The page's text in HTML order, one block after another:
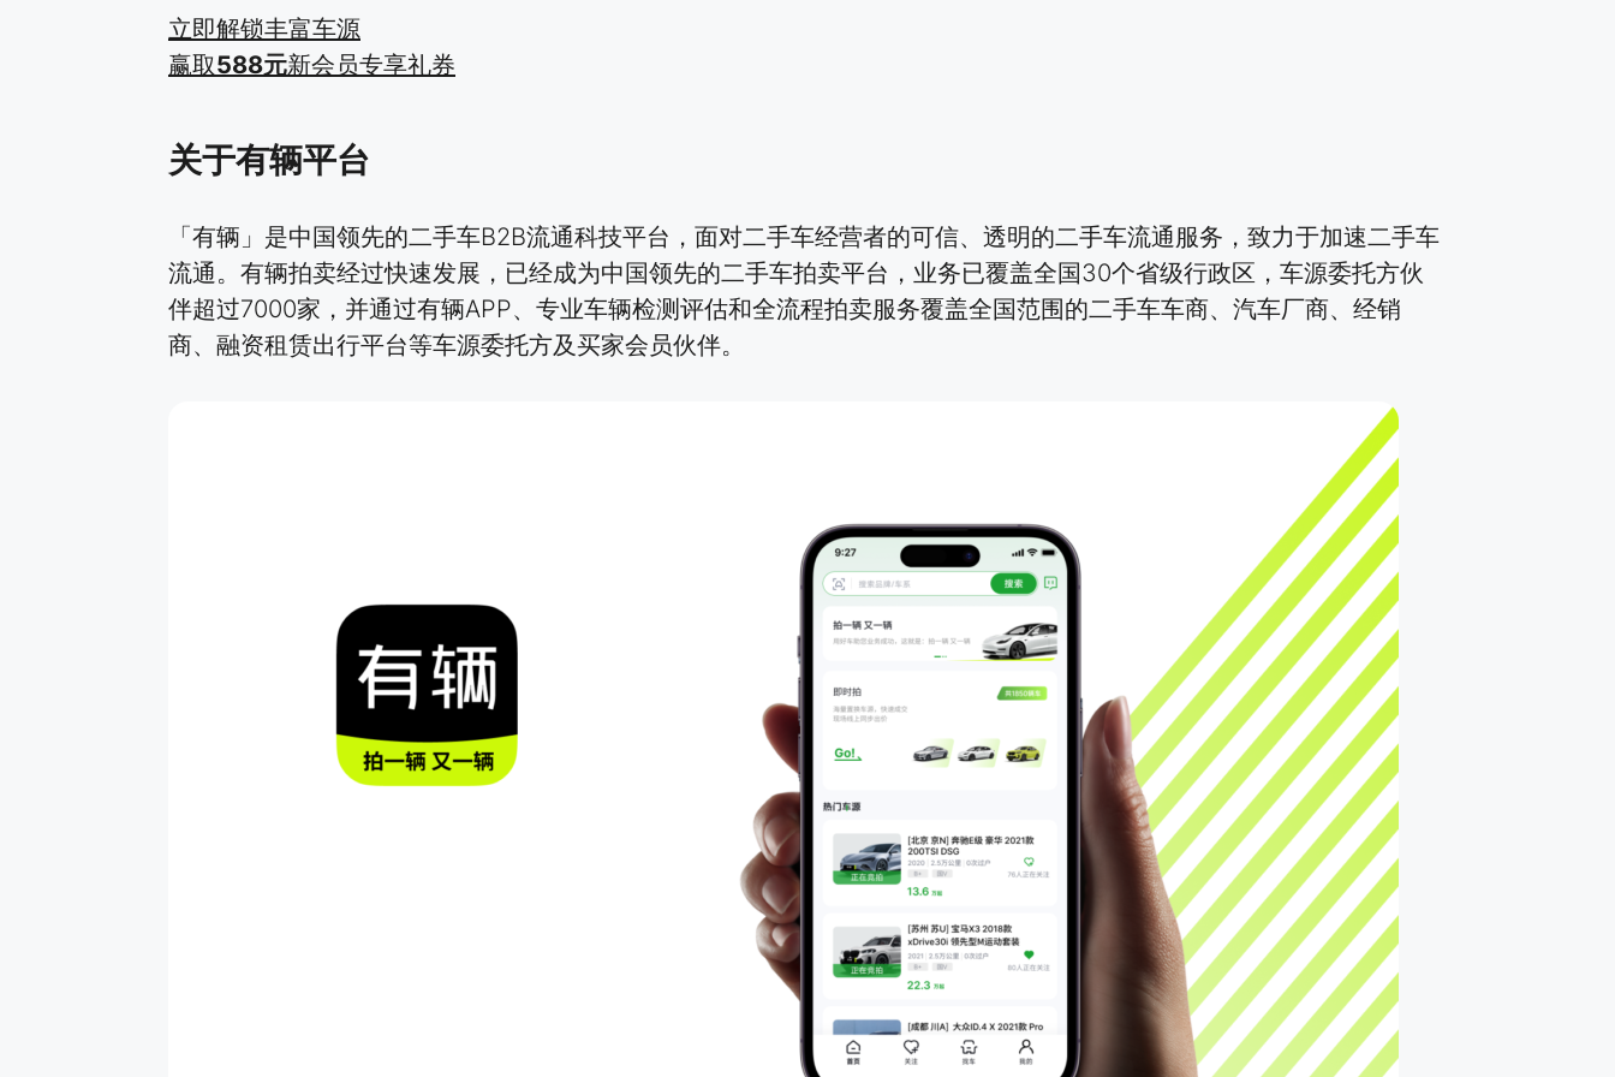
立即解锁丰富车源
赢取588元新会员专享礼券
关于有辆平台
「有辆」是中国领先的二手车B2B流通科技平台，面对二手车经营者的可信、透明的二手车流通服务，致力于加速二手车
流通。有辆拍卖经过快速发展，已经成为中国领先的二手车拍卖平台，业务已覆盖全国30个省级行政区，车源委托方伙
伴超过7000家，并通过有辆APP、专业车辆检测评估和全流程拍卖服务覆盖全国范围的二手车车商、汽车厂商、经销
商、融资租赁出行平台等车源委托方及买家会员伙伴。